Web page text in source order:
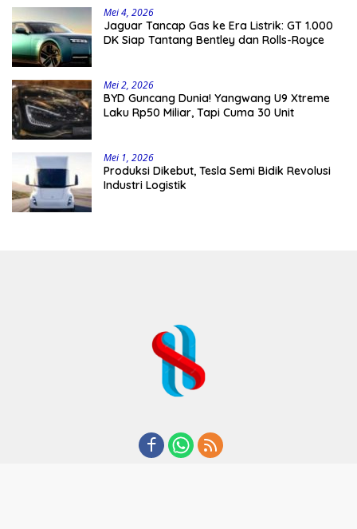
Mei 4, 2026
Jaguar Tancap Gas ke Era Listrik: GT 1.000
DK Siap Tantang Bentley dan Rolls-Royce
Mei 2, 2026
BYD Guncang Dunia! Yangwang U9 Xtreme
Laku Rp50 Miliar, Tapi Cuma 30 Unit
Mei 1, 2026
Produksi Dikebut, Tesla Semi Bidik Revolusi
Industri Logistik